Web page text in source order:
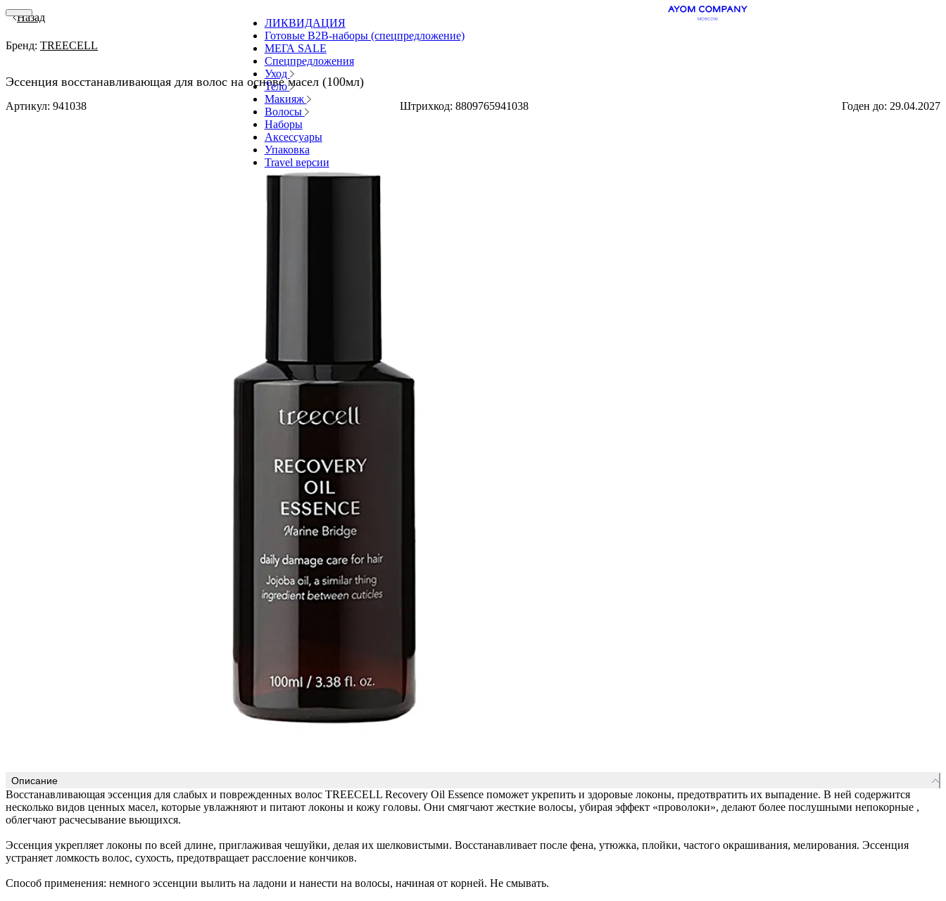
ЛИКВИДАЦИЯ
Готовые В2В-наборы (спецпредложение)
МЕГА SALE
Спецпредложения
Уход
Тело
Макияж
Волосы
Наборы
Аксессуары
Упаковка
Travel версии
Назад
Бренд: TREECELL
Эссенция восстанавливающая для волос на основе масел (100мл)
Артикул: 941038 Штрихкод: 8809765941038 Годен до: 29.04.2027
Описание
Восстанавливающая эссенция для слабых и поврежденных волос TREECELL Recovery Oil Essence поможет укрепить и здоровые локоны, предотвратить их выпадение. В ней содержится
несколько видов ценных масел, которые увлажняют и питают локоны и кожу головы. Они смягчают жесткие волосы, убирая эффект «проволоки», делают более послушными непокорные ,
облегчают расчесывание вьющихся.
Эссенция укрепляет локоны по всей длине, приглаживая чешуйки, делая их шелковистыми. Восстанавливает после фена, утюжка, плойки, частого окрашивания, мелирования. Эссенция
устраняет ломкость волос, сухость, предотвращает расслоение кончиков.
Способ применения: немного эссенции вылить на ладони и нанести на волосы, начиная от корней. Не смывать.